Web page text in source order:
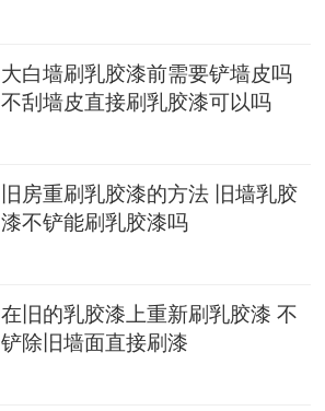
大白墙刷乳胶漆前需要铲墙皮吗
不刮墙皮直接刷乳胶漆可以吗
旧房重刷乳胶漆的方法 旧墙乳胶
漆不铲能刷乳胶漆吗
在旧的乳胶漆上重新刷乳胶漆 不
铲除旧墙面直接刷漆